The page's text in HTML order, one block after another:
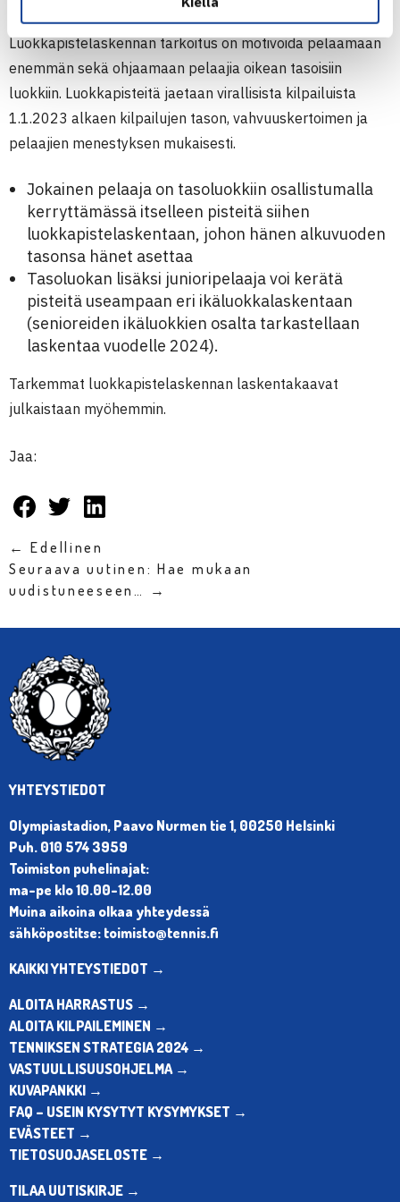
Luokkapistelaskennan tarkoitus on motivoida pelaamaan
enemmän sekä ohjaamaan pelaajia oikean tasoisiin
luokkiin. Luokkapisteitä jaetaan virallisista kilpailuista
1.1.2023 alkaen kilpailujen tason, vahvuuskertoimen ja
pelaajien menestyksen mukaisesti.
Jokainen pelaaja on tasoluokkiin osallistumalla
kerryttämässä itselleen pisteitä siihen
luokkapistelaskentaan, johon hänen alkuvuoden
tasonsa hänet asettaa
Tasoluokan lisäksi junioripelaaja voi kerätä
pisteitä useampaan eri ikäluokkalaskentaan
(senioreiden ikäluokkien osalta tarkastellaan
laskentaa vuodelle 2024).
Tarkemmat luokkapistelaskennan laskentakaavat
julkaistaan myöhemmin.
Jaa:
← Edellinen
Seuraava uutinen: Hae mukaan
uudistuneeseen… →
YHTEYSTIEDOT
Olympiastadion, Paavo Nurmen tie 1, 00250 Helsinki
Puh. 010 574 3959
Toimiston puhelinajat:
ma-pe klo 10.00-12.00
Muina aikoina olkaa yhteydessä
sähköpostitse: toimisto@tennis.fi
KAIKKI YHTEYSTIEDOT →
ALOITA HARRASTUS →
ALOITA KILPAILEMINEN →
TENNIKSEN STRATEGIA 2024 →
VASTUULLISUUSOHJELMA →
KUVAPANKKI →
FAQ – USEIN KYSYTYT KYSYMYKSET →
EVÄSTEET →
TIETOSUOJASELOSTE →
TILAA UUTISKIRJE →